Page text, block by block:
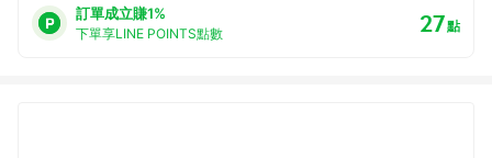
訂單成立賺1%
下單享LINE POINTS點數 27點